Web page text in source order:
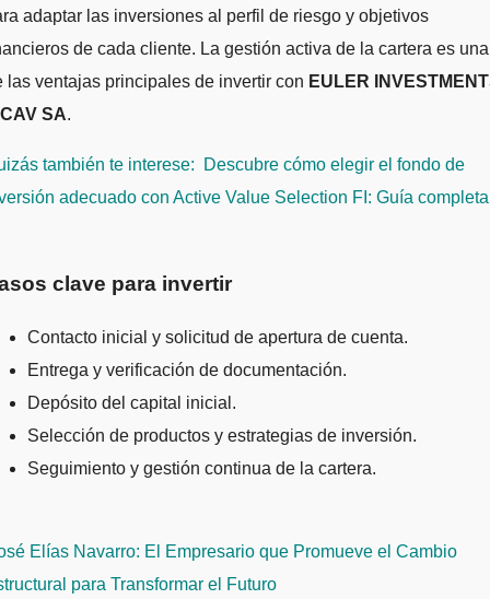
adaptar las inversiones al perfil de riesgo y objetivos
de cada cliente. La gestión activa de la cartera es una
las ventajas principales de invertir con EULER
SA.
también te interese:
Descubre cómo elegir el fondo de
adecuado con Active Value Selection FI: Guía completa
clave para invertir
Contacto inicial y solicitud de apertura de cuenta.
Entrega y verificación de documentación.
Depósito del capital inicial.
Selección de productos y estrategias de inversión.
Seguimiento y gestión continua de la cartera.
Elías Navarro: El Empresario que Promueve el Cambio
para Transformar el Futuro